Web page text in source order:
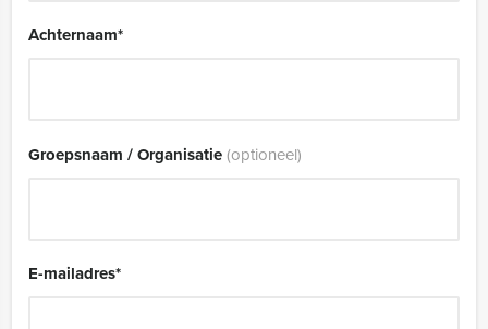
Achternaam*
Groepsnaam / Organisatie(optioneel)
E-mailadres*